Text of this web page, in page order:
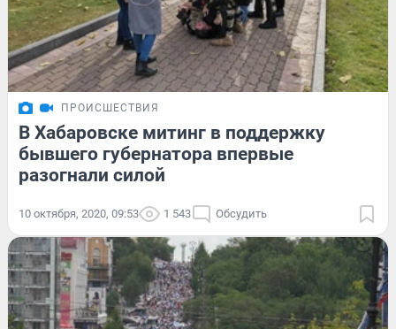
ПРОИСШЕСТВИЯ
В Хабаровске митинг в поддержку
бывшего губернатора впервые
разогнали силой
10 октября, 2020, 09:53 1 543 Обсудить